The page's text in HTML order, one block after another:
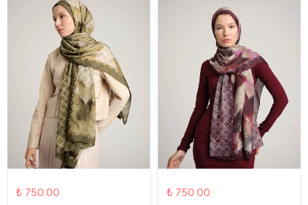
₺ 750.00
₺ 750.00